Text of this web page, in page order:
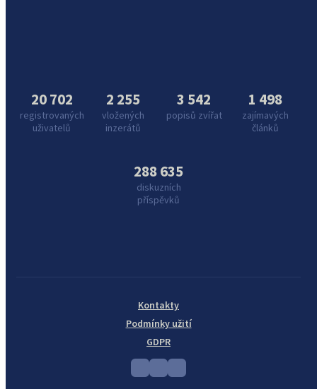
20 702
registrovaných
uživatelů
2 255
vložených
inzerátů
3 542
popisů zvířat
1 498
zajímavých
článků
288 635
diskuzních
příspěvků
Kontakty
Podmínky užití
GDPR